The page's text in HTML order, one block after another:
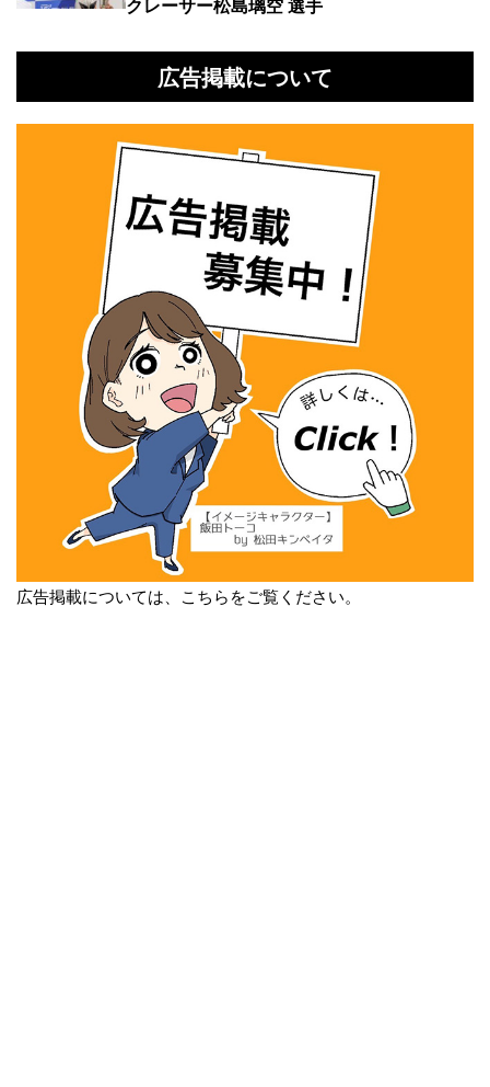
広告掲載について
広告掲載については、こちらをご覧ください。